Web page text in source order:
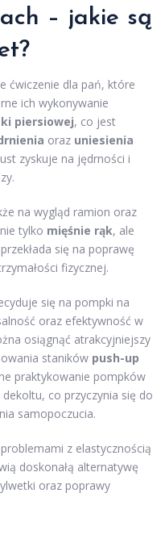
– jakie są
ćwiczenie dla pań, które
ich wykonywanie
piersiowej, co jest
oraz uniesienia
zyskuje na jędrności i
na wygląd ramion oraz
tylko mięśnie rąk, ale
się na poprawę
fizycznej.
się na pompki na
oraz efektywność w
osiągnąć atrakcyjniejszy
staników push-up
praktykowanie pompków
co przyczynia się do
samopoczucia.
z elastycznością
doskonałą alternatywę
oraz poprawy